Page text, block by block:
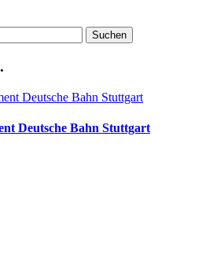
Deutsche Bahn Stuttgart